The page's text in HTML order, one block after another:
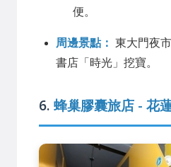
便。
周邊景點： 東大門夜
書店「時光」挖寶。
6. 蜂巢膠囊旅店 - 花